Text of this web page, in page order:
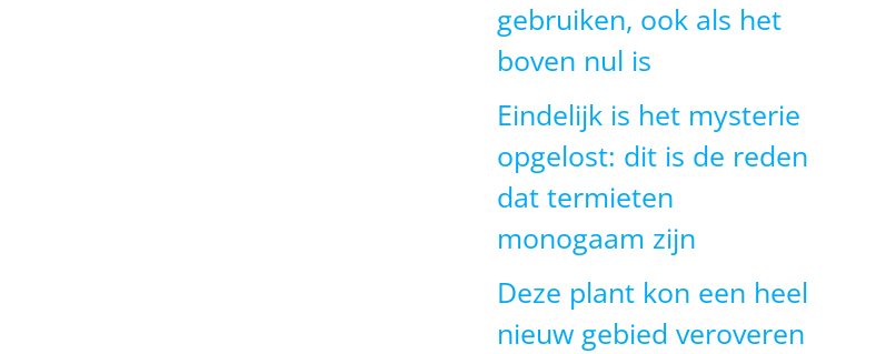
gebruiken, ook als het
boven nul is
Eindelijk is het mysterie
opgelost: dit is de reden
dat termieten
monogaam zijn
Deze plant kon een heel
nieuw gebied veroveren